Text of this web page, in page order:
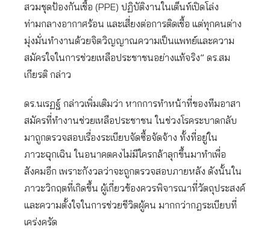
สวมชุดป้องกันเชื้อ (PPE) ปฏิบัติงานในเต็นท์เปิดโล่ง
ท่ามกลางอากาศร้อน และเสี่ยงต่อการติดเชื้อ แต่ทุกคนต่าง
มุ่งมั่นทำงานด้วยจิตวิญญาณความเป็นแพทย์และความ
สมัครใจในการช่วยเหลือประชาชนอย่างแท้จริง” ดร.สม
เกียรติ กล่าว
ดร.นเรฏฐ์ กล่าวเพิ่มเติมว่า หากการทำหน้าที่ของทีมอาสา
สมัครที่ทำงานช่วยเหลือประชาชน ในช่วงโรคระบาดกลับ
มาถูกตรวจสอบเรื่องระเบียบจัดซื้อจัดจ้าง ทั้งที่อยู่ใน
ภาวะฉุกเฉิน ในอนาคตคงไม่มีใครกล้าลุกขึ้นมาทำเพื่อ
สังคมอีก เพราะกังวลว่าจะถูกตรวจสอบภายหลัง ดังนั้นใน
ภาวะวิกฤตที่เกิดขึ้น ผู้เกี่ยวข้องควรพิจารณาที่วัตถุประสงค์
และความตั้งใจในการช่วยชีวิตผู้คน มากกว่ากฎระเบียบที่
เคร่งครัด